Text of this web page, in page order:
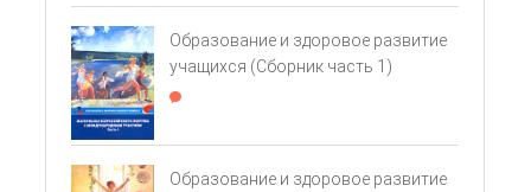
Образование и здоровое развитие
учащихся (Сборник часть 1)
Образование и здоровое развитие